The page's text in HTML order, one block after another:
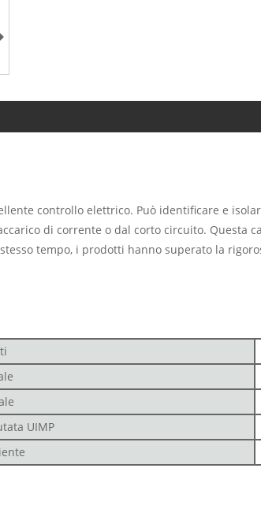
controllo elettrico. Può identificare e
di corrente o dal corto circuito. Questa
tempo, i prodotti hanno superato la
UIMP